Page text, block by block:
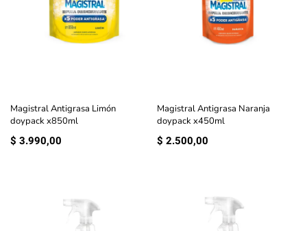
Magistral Antigrasa Limón
doypack x850ml
$ 3.990,00
Magistral Antigrasa Naranja
doypack x450ml
$ 2.500,00